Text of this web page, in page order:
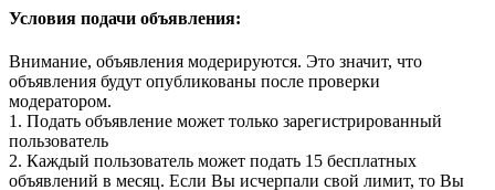
Условия подачи объявления:
Внимание, объявления модерируются. Это значит, что
объявления будут опубликованы после проверки
модератором.
1. Подать объявление может только зарегистрированный
пользователь
2. Каждый пользователь может подать 15 бесплатных
объявлений в месяц. Если Вы исчерпали свой лимит, то Вы